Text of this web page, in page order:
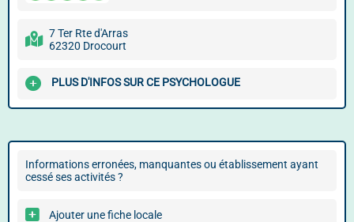
7 Ter Rte d'Arras
62320 Drocourt
PLUS D'INFOS SUR CE PSYCHOLOGUE
Informations erronées, manquantes ou établissement ayant
cessé ses activités ?
Ajouter une fiche locale